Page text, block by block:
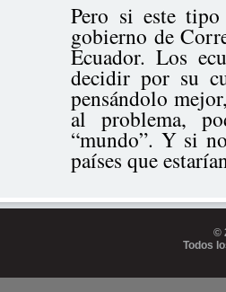
Pero si este
gobierno de
Ecuador. Los
decidir por su
pensándolo
al problema,
“mundo”. Y si
países que
©
Todos